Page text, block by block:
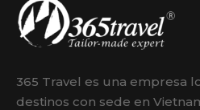
365 Travel es una empresa
destinos con sede en